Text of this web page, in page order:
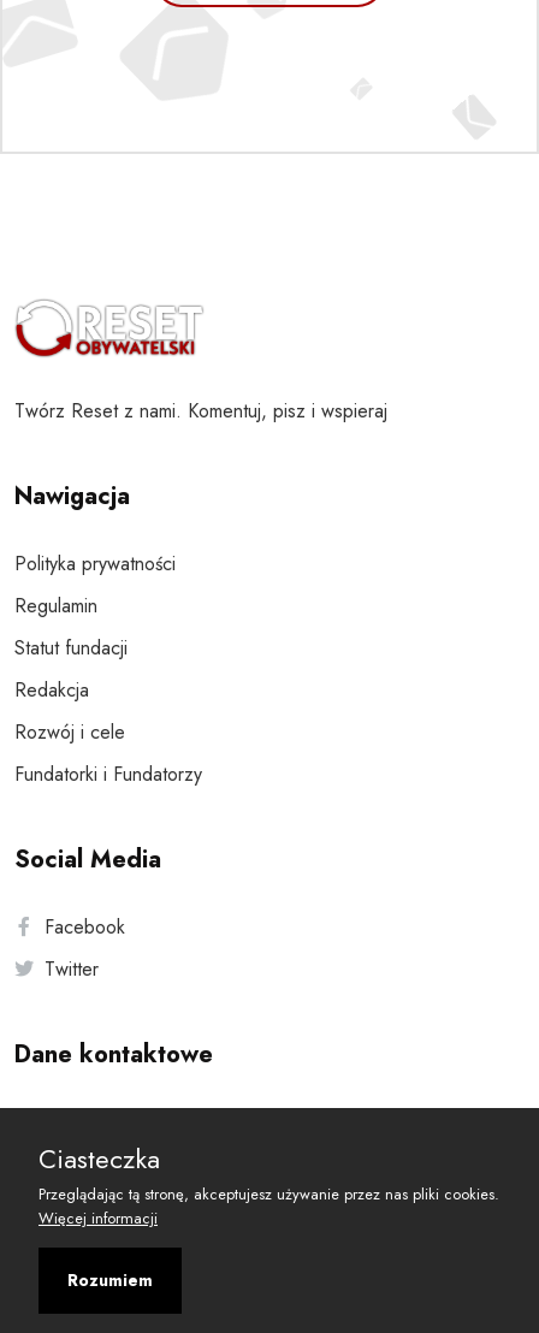
Twórz Reset z nami. Komentuj, pisz i wspieraj
Nawigacja
Polityka prywatności
Regulamin
Statut fundacji
Redakcja
Rozwój i cele
Fundatorki i Fundatorzy
Social Media
Facebook
Twitter
Dane kontaktowe
reset@resetobywatelski.pl
Ciasteczka
Przeglądając tą stronę, akceptujesz używanie przez nas pliki cookies.
Więcej informacji
Rozumiem